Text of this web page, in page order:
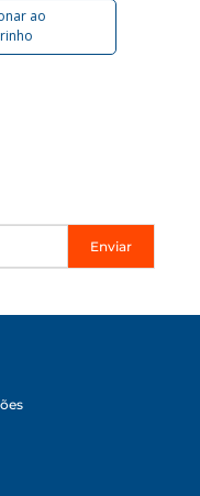
ao
Enviar